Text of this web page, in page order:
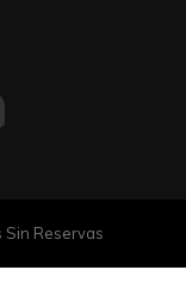
Sin Reservas